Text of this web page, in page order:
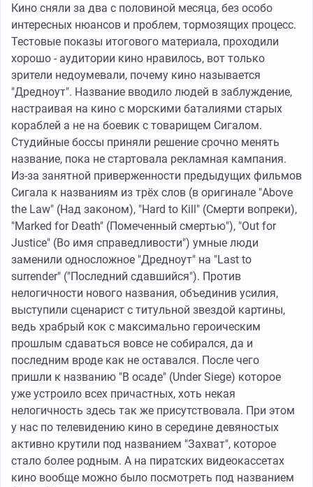
Кино сняли за два с половиной месяца, без особо
интересных нюансов и проблем, тормозящих процесс.
Тестовые показы итогового материала, проходили
хорошо - аудитории кино нравилось, вот только
зрители недоумевали, почему кино называется
"Дредноут". Название вводило людей в заблуждение,
настраивая на кино с морскими баталиями старых
кораблей а не на боевик с товарищем Сигалом.
Студийные боссы приняли решение срочно менять
название, пока не стартовала рекламная кампания.
Из-за занятной приверженности предыдущих фильмов
Сигала к названиям из трёх слов (в оригинале "Above
the Law" (Над законом), "Hard to Kill" (Смерти вопреки),
"Marked for Death" (Помеченный смертью"), "Out for
Justice" (Во имя справедливости") умные люди
заменили односложное "Дредноут" на "Last to
surrender" ("Последний сдавшийся"). Против
нелогичности нового названия, объединив усилия,
выступили сценарист с титульной звездой картины,
ведь храбрый кок с максимально героическим
прошлым сдаваться вовсе не собирался, да и
последним вроде как не оставался. После чего
пришли к названию "В осаде" (Under Siege) которое
уже устроило всех причастных, хоть некая
нелогичность здесь так же присутствовала. При этом
у нас по телевидению кино в середине девяностых
активно крутили под названием "Захват", которое
стало более родным. А на пиратских видеокассетах
кино вообще можно было посмотреть под названием